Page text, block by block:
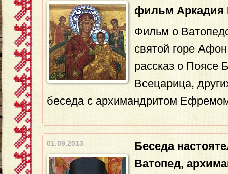
фильм Аркадия
Фильм о
святой горе
рассказ о Поясе
Всецарица,
беседа с архимандритом
01.09.2013
Беседа
Ватопед,